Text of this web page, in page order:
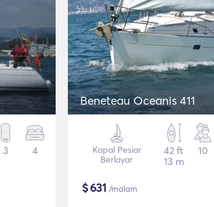
3 4
Beneteau Oceanis 411
Kapal Pesiar
Berlayar
42 ft
13 m
10
$631 /malam